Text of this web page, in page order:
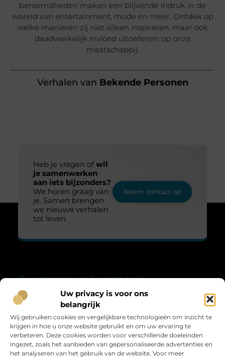
Uw privacy is voor ons
belangrijk
Wij gebruiken cookies en vergelijkbare technologieën om inzicht te
krijgen in hoe u onze website gebruikt en om uw ervaring te
verbeteren. Deze cookies worden voor verschillende doeleinden
ingezet, zoals het aanbieden van gepersonaliseerde advertenties en
het analyseren van het gebruik van de website. Voor meer
beroemdheden maken een blijvende indruk in de
wereld van entertainment, mode en meer. Ontdek op
welke manieren zij niet alleen inspireren, maar ook
daadwerkelijk invloed uitoefenen op onze
maatschappij.
Verhalen van Bekende Personen
Heb je vragen ofwil
je samenwerken
aan iets bijzonders?
We horen graag van
je. Samen brengen
we nieuwe verhalen
tot leven.
Neem contact op
Over Margajansen Aromatherapie
Op Margajansen-aromatherapie.nl ontdek je blogs die de
Verhalen vol verwondering, inzicht en inspiratie.
Bericht categorie